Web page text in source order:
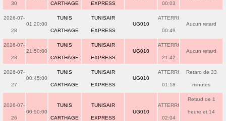
30 CARTHAGE EXPRESS 00:03
2026-07-
28
01:20:00
TUNIS
CARTHAGE
TUNISAIR
EXPRESS
UG010
ATTERRI
00:49
Aucun retard
2026-07-
28
21:50:00
TUNIS
CARTHAGE
TUNISAIR
EXPRESS
UG010
ATTERRI
21:42
Aucun retard
2026-07-
27
00:45:00
TUNIS
CARTHAGE
TUNISAIR
EXPRESS
UG010
ATTERRI
01:18
Retard de 33
minutes
2026-07-
26
00:50:00
TUNIS
CARTHAGE
TUNISAIR
EXPRESS
UG010
ATTERRI
02:04
Retard de 1
heure et 14